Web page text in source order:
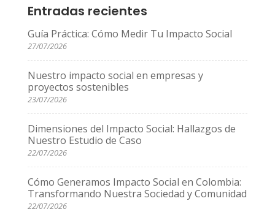
Entradas recientes
Guía Práctica: Cómo Medir Tu Impacto Social
27/07/2026
Nuestro impacto social en empresas y
proyectos sostenibles
23/07/2026
Dimensiones del Impacto Social: Hallazgos de
Nuestro Estudio de Caso
22/07/2026
Cómo Generamos Impacto Social en Colombia:
Transformando Nuestra Sociedad y Comunidad
22/07/2026